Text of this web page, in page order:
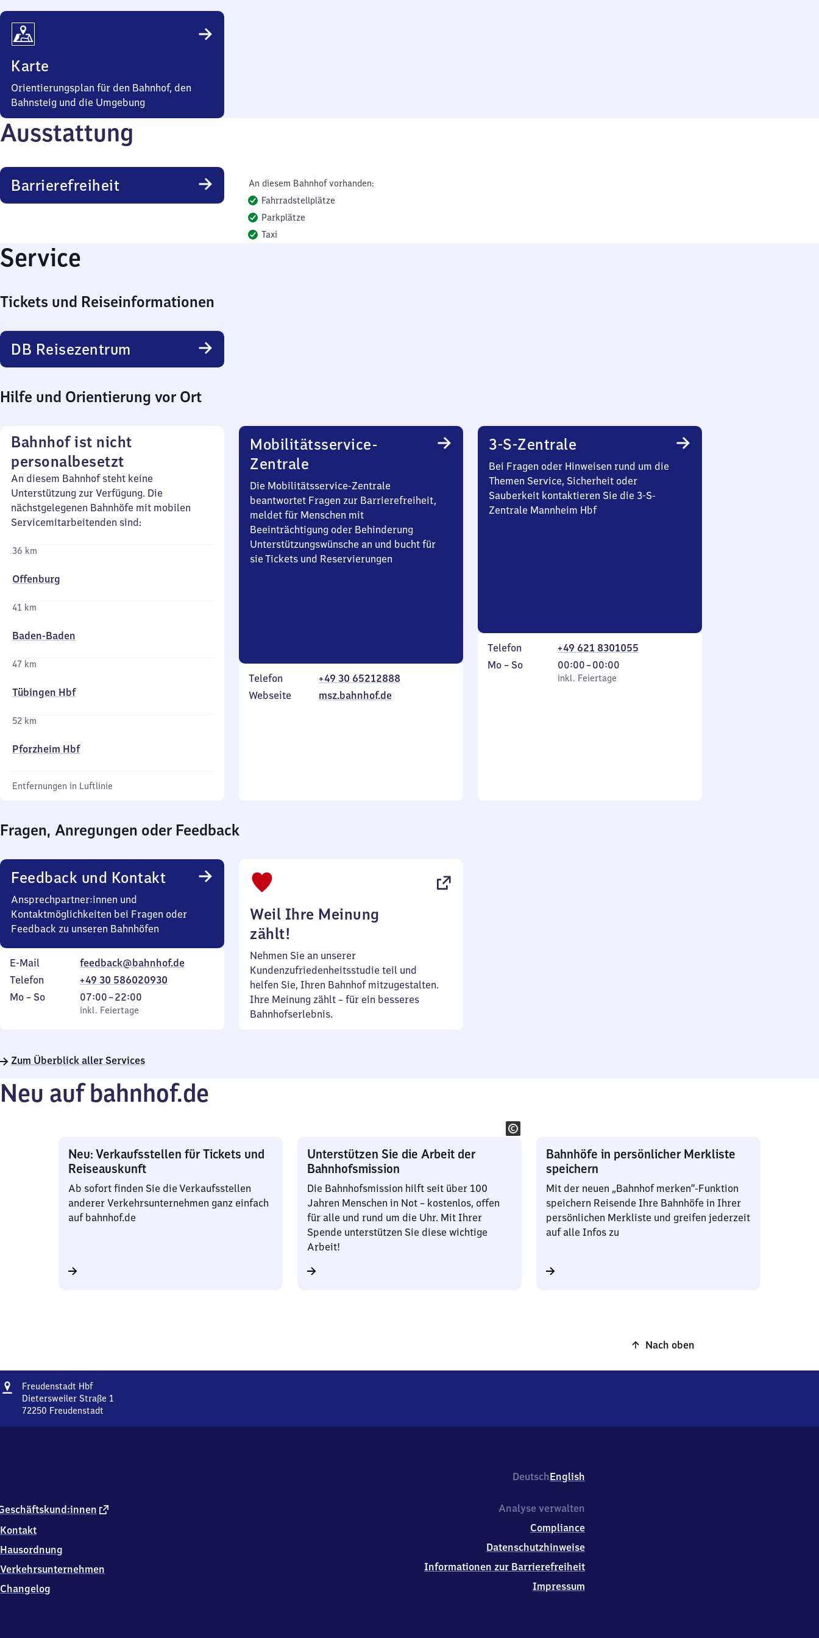
Karte
Orientierungsplan für den Bahnhof, den
Bahnsteig und die Umgebung
Ausstattung
Barrierefreiheit
An diesem Bahnhof vorhanden:
Fahrradstellplätze
Parkplätze
Taxi
Service
Tickets und Reiseinformationen
DB Reisezentrum
Hilfe und Orientierung vor Ort
Bahnhof ist nicht
personalbesetzt
An diesem Bahnhof steht keine
Unterstützung zur Verfügung. Die
nächstgelegenen Bahnhöfe mit mobilen
Servicemitarbeitenden sind:
36 km
Offenburg
41 km
Baden-Baden
47 km
Tübingen Hbf
52 km
Pforzheim Hbf
Entfernungen in Luftlinie
Mobilitätsservice-
Zentrale
Die Mobilitätsservice-Zentrale
beantwortet Fragen zur Barrierefreiheit,
meldet für Menschen mit
Beeinträchtigung oder Behinderung
Unterstützungswünsche an und bucht für
sie Tickets und Reservierungen
Telefon
+49 30 65212888
Webseite
msz.bahnhof.de
3-S-Zentrale
Bei Fragen oder Hinweisen rund um die
Themen Service, Sicherheit oder
Sauberkeit kontaktieren Sie die 3-S-
Zentrale Mannheim Hbf
Telefon
+49 621 8301055
Montag
Mo – So,
inkl. Feiertage
00:00–00:00
Von
0
inkl. Feiertage
Fragen, Anregungen oder Feedback
Feedback und Kontakt
Ansprechpartner:innen und
Kontaktmöglichkeiten bei Fragen oder
Feedback zu unseren Bahnhöfen
E-Mail
feedback@bahnhof.de
Telefon
+49 30 586020930
Montag
Mo – So,
inkl. Feiertage
07:00–22:00
Von
7
22
inkl. Feiertage
Weil Ihre Meinung
zählt!
Nehmen Sie an unserer
Kundenzufriedenheitsstudie teil und
helfen Sie, Ihren Bahnhof mitzugestalten.
Ihre Meinung zählt – für ein besseres
Bahnhofserlebnis.
Zum Überblick aller Services
Neu auf bahnhof.de
Neu: Verkaufsstellen für Tickets und
Reiseauskunft
Ab sofort finden Sie die Verkaufsstellen
anderer Verkehrsunternehmen ganz einfach
auf bahnhof.de
Unterstützen Sie die Arbeit der
Bahnhofsmission
Die Bahnhofsmission hilft seit über 100
Jahren Menschen in Not – kostenlos, offen
für alle und rund um die Uhr. Mit Ihrer
Spende unterstützen Sie diese wichtige
Arbeit!
Bahnhöfe in persönlicher Merkliste
speichern
Mit der neuen „Bahnhof merken“-Funktion
speichern Reisende Ihre Bahnhöfe in Ihrer
persönlichen Merkliste und greifen jederzeit
auf alle Infos zu
Nach oben
Adresse
Freudenstadt HbfFreudenstadt
Hauptbahnhof
Dietersweiler Straße 1
72250 Freudenstadt
2
0
Freudenstadt
DeutschEnglish
externer
Kontakt
Hausordnung
Verkehrsunternehmen
Changelog
Analyse verwalten
Compliance
Datenschutzhinweise
Informationen zur Barrierefreiheit
Impressum